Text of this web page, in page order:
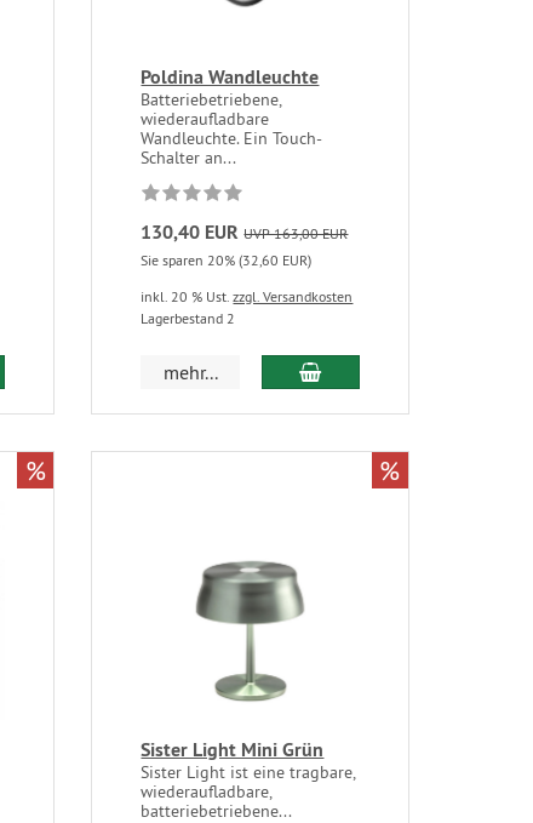
Poldina Wandleuchte
Batteriebetriebene,
wiederaufladbare
Wandleuchte. Ein Touch-
Schalter an...
130,40 EUR UVP 163,00 EUR
Sie sparen 20% (32,60 EUR)
inkl. 20 % Ust.zzgl. Versandkosten
Lagerbestand 2
mehr...
%
Sister Light Mini Grün
Sister Light ist eine tragbare,
wiederaufladbare,
batteriebetriebene...
%